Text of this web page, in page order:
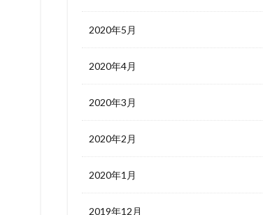
2020年5月
2020年4月
2020年3月
2020年2月
2020年1月
2019年12月